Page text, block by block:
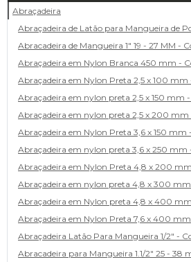
Abraçadeira
Abraçadeira de Latão para Mangueira de
Abracadeira de Mangueira 1" 19 - 27 MM -
Abraçadeira em Nylon Branca 450 mm -
Abraçadeira em Nylon Preta 2,5 x 100 mm
Abraçadeira em nylon preta 2,5 x 150 mm
Abraçadeira em nylon preta 2,5 x 200 mm
Abraçadeira em Nylon Preta 3,6 x 150 mm
Abraçadeira em nylon preta 3,6 x 250 mm
Abraçadeira em Nylon Preta 4,8 x 200
Abraçadeira em nylon preta 4,8 x 300 mm
Abraçadeira em Nylon preta 4,8 x 400
Abraçadeira em Nylon Preta 7,6 x 400
Abraçadeira Latão Para Mangueira 1/2" -
Abracadeira para Mangueira 1.1/2" 25 - 38